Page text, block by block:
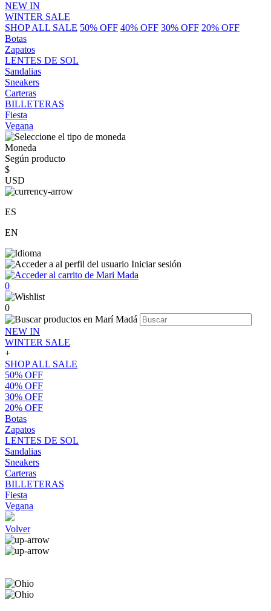
NEW IN
WINTER SALE
SHOP ALL SALE 50% OFF 40% OFF 30% OFF 20% OFF
Botas
Zapatos
LENTES DE SOL
Sandalias
Sneakers
Carteras
BILLETERAS
Fiesta
Vegana
Moneda
Según producto
$
USD
ES
EN
Iniciar sesión
0
0
NEW IN
WINTER SALE
+
SHOP ALL SALE
50% OFF
40% OFF
30% OFF
20% OFF
Botas
Zapatos
LENTES DE SOL
Sandalias
Sneakers
Carteras
BILLETERAS
Fiesta
Vegana
Volver